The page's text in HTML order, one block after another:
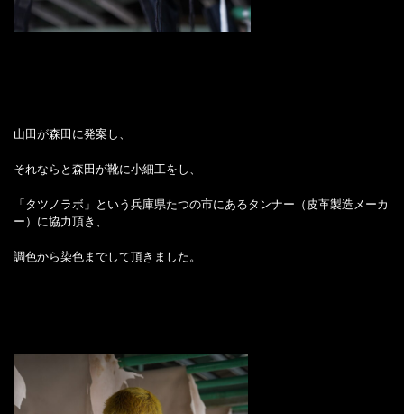
山田が森田に発案し、
それならと森田が靴に小細工をし、
「タツノラボ」という兵庫県たつの市にあるタンナー（皮革製造メーカ
ー）に協力頂き、
調色から染色までして頂きました。